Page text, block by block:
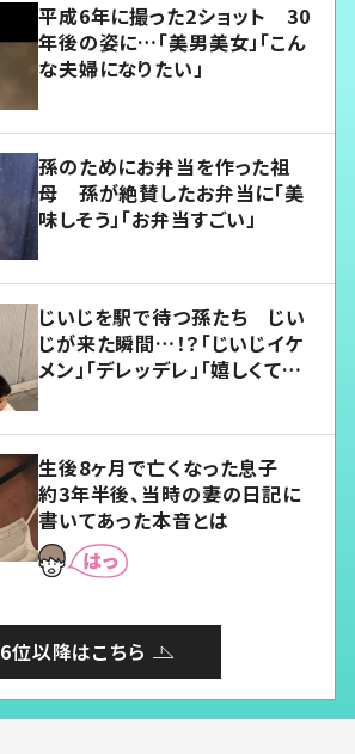
平成6年に撮った2ショット 30
年後の姿に…「美男美女」「こん
な夫婦になりたい」
孫のためにお弁当を作った祖
母 孫が絶賛したお弁当に「美
味しそう」「お弁当すごい」
じいじを駅で待つ孫たち じい
じが来た瞬間…！？「じいじイケ
メン」「デレッデレ」「嬉しくて可
生後8ヶ月で亡くなった息子
約3年半後、当時の妻の日記に
書いてあった本音とは
6位以降はこちら